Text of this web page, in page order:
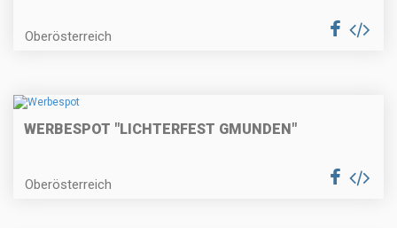
Oberösterreich
WERBESPOT "LICHTERFEST GMUNDEN"
Oberösterreich